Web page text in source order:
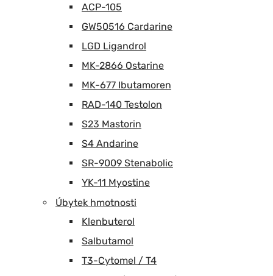
ACP-105
GW50516 Cardarine
LGD Ligandrol
MK-2866 Ostarine
MK-677 Ibutamoren
RAD-140 Testolon
S23 Mastorin
S4 Andarine
SR-9009 Stenabolic
YK-11 Myostine
Úbytek hmotnosti
Klenbuterol
Salbutamol
T3-Cytomel / T4